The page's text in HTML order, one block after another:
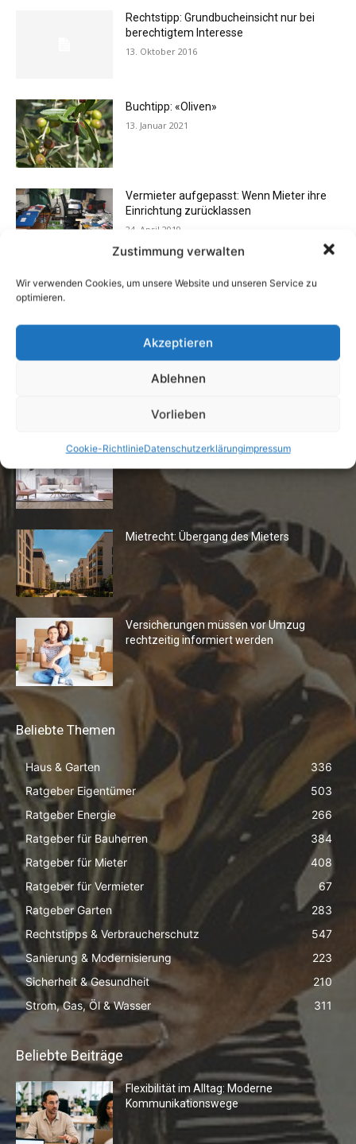
Zustimmung verwalten
Wir verwenden Cookies, um unsere Website und unseren Service zu
optimieren.
Akzeptieren
Ablehnen
Vorlieben
Cookie-RichtlinieDatenschutzerklärungimpressum
Rechtstipp: Grundbucheinsicht nur bei
berechtigtem Interesse
13. Oktober 2016
Buchtipp: «Oliven»
13. Januar 2021
Vermieter aufgepasst: Wenn Mieter ihre
Einrichtung zurücklassen
24. April 2019
Buchtipp: «Das Hausreparatur-Buch»
Die Redaktion empfiehlt
Fototapeten: Neuer Look fürs
Mietrecht: Übergang des Mieters
Versicherungen müssen vor Umzug
rechtzeitig informiert werden
Beliebte Themen
Haus & Garten
336
Ratgeber Eigentümer
503
Ratgeber Energie
266
Ratgeber für Bauherren
384
Ratgeber für Mieter
408
Ratgeber für Vermieter
67
Ratgeber Garten
283
Rechtstipps & Verbraucherschutz
547
Sanierung & Modernisierung
223
Sicherheit & Gesundheit
210
Strom, Gas, Öl & Wasser
311
Beliebte Beiträge
Flexibilität im Alltag: Moderne
Kommunikationswege